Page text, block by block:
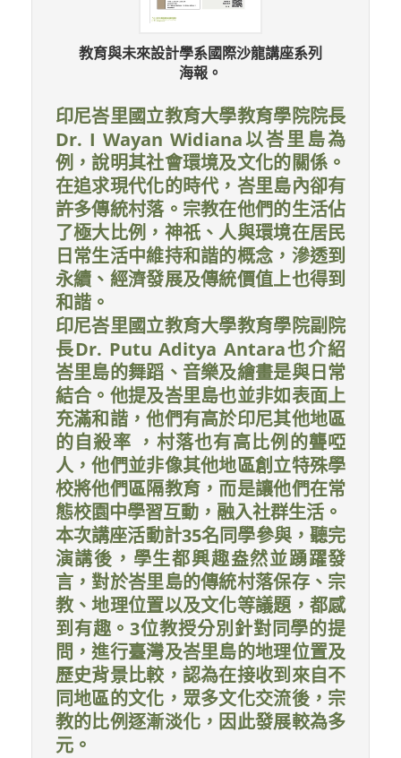
教育與未來設計學系國際沙龍講座系列
海報。
印尼峇里國立教育大學教育學院院長
Dr. I Wayan Widiana以峇里島為
例，說明其社會環境及文化的關係。
在追求現代化的時代，峇里島內卻有
許多傳統村落。宗教在他們的生活佔
了極大比例，神祇、人與環境在居民
日常生活中維持和諧的概念，滲透到
永續、經濟發展及傳統價值上也得到
和諧。
印尼峇里國立教育大學教育學院副院
長Dr. Putu Aditya Antara也介紹
峇里島的舞蹈、音樂及繪畫是與日常
結合。他提及峇里島也並非如表面上
充滿和諧，他們有高於印尼其他地區
的自殺率 ，村落也有高比例的聾啞
人，他們並非像其他地區創立特殊學
校將他們區隔教育，而是讓他們在常
態校園中學習互動，融入社群生活。
本次講座活動計35名同學參與，聽完
演講後，學生都興趣盎然並踴躍發
言，對於峇里島的傳統村落保存、宗
教、地理位置以及文化等議題，都感
到有趣。3位教授分別針對同學的提
問，進行臺灣及峇里島的地理位置及
歷史背景比較，認為在接收到來自不
同地區的文化，眾多文化交流後，宗
教的比例逐漸淡化，因此發展較為多
元。